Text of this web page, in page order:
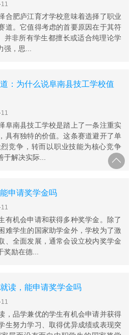
门负责学生到企业实习和就业工
”, 加强学校与用人单位建立紧密
招生计划制定、教育教学管理,广
习,学校严格执行专业教学计划,
抓落实”为手 段积极培育毕业生
力开展订单式办班， 使之更贴近
合肥庐江育才学校意味着选择了职业
道。它值得考虑的首要原因在于其符
并非所有学生都擅长或适合纯理论学
，思...
：为什么说阜南县技工学校值
阜南县技工学校是踏上了一条注重实
具有独特的价值。这条赛道避开了单
竞争，转而以职业技能为核心竞争
解决实际...
申请奖学金吗
有机会申请和获得多种奖学金。除了
难学生的国家助学金外，学校为了激
、全面发展，通常会设立校内奖学金
励在德...
读，能申请奖学金吗
，品学兼优的学生有机会申请并获得
生努力学习、取得优异成绩或表现突